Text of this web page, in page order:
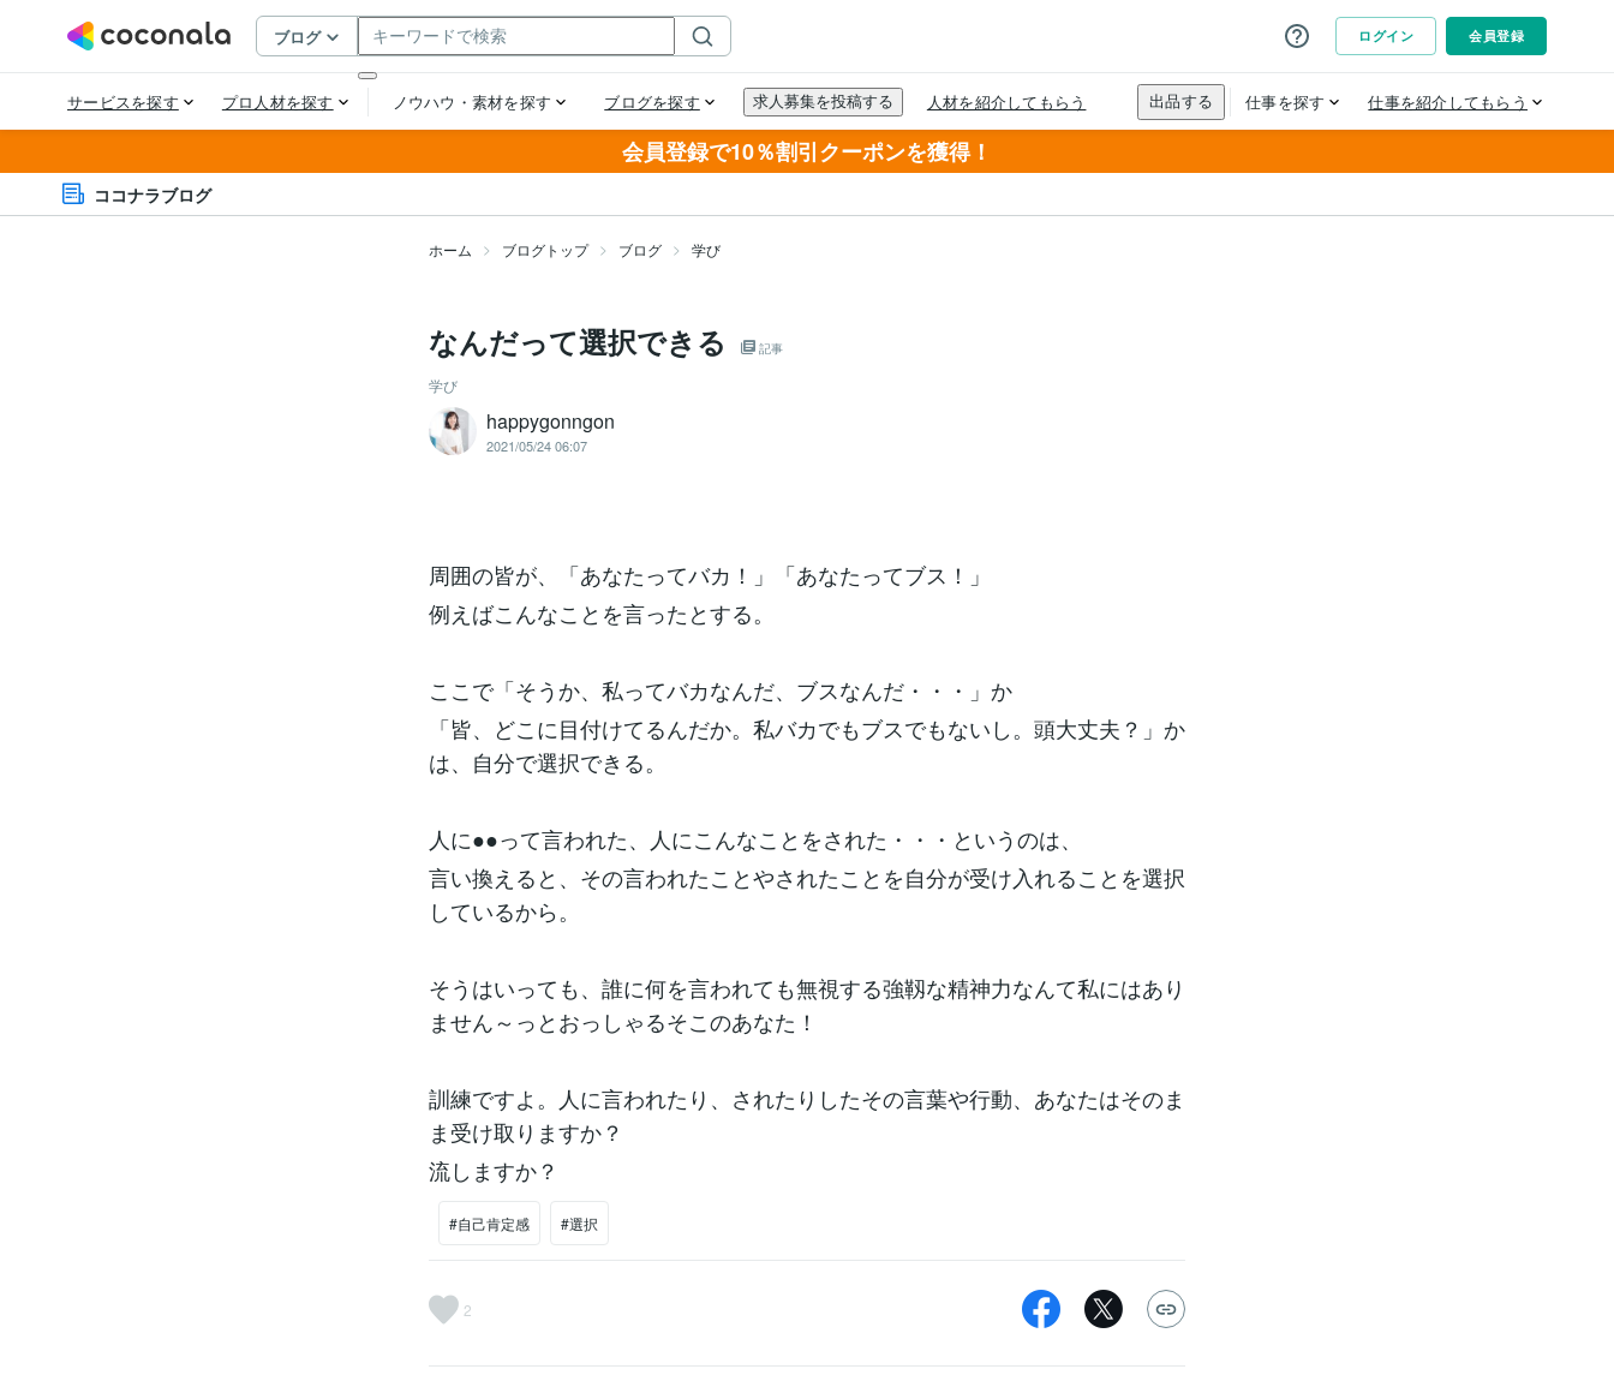
会員登録で10％割引クーポンを獲得！
ココナラブログ
ホーム ブログトップ ブログ 学び
なんだって選択できる 記事
学び
happygonngon
2021/05/24 06:07
周囲の皆が、「あなたってバカ！」「あなたってブス！」
例えばこんなことを言ったとする。
ここで「そうか、私ってバカなんだ、ブスなんだ・・・」か
「皆、どこに目付けてるんだか。私バカでもブスでもないし。頭大丈夫？」か
は、自分で選択できる。
人に●●って言われた、人にこんなことをされた・・・というのは、
言い換えると、その言われたことやされたことを自分が受け入れることを選択
しているから。
そうはいっても、誰に何を言われても無視する強靱な精神力なんて私にはあり
ません～っとおっしゃるそこのあなた！
訓練ですよ。人に言われたり、されたりしたその言葉や行動、あなたはそのま
ま受け取りますか？
流しますか？
#自己肯定感 #選択
2